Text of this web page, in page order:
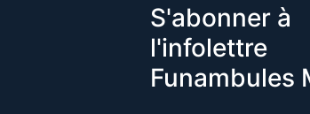
S'abonner à
l'infolettre
Funambules